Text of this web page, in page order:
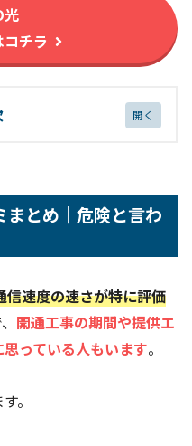
光
チラ
速通信と安定性
可能
まとめ｜危険と言わ
信速度の速さが特に評価
開通工事の期間や提供エ
っている人もいます。
。